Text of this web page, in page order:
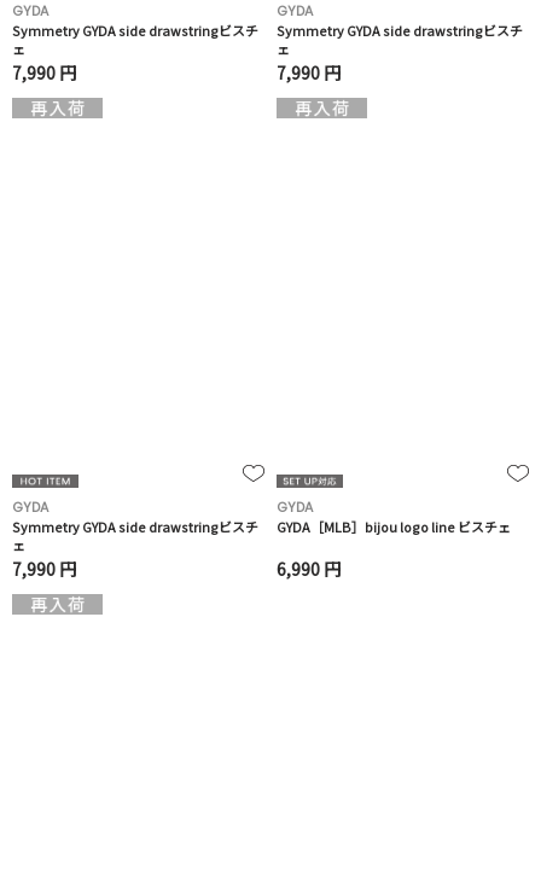
GYDA
Symmetry GYDA side drawstringビスチ
ェ
7,990 円
GYDA
Symmetry GYDA side drawstringビスチ
ェ
7,990 円
GYDA
Symmetry GYDA side drawstringビスチ
ェ
7,990 円
GYDA
GYDA［MLB］bijou logo line ビスチェ
6,990 円